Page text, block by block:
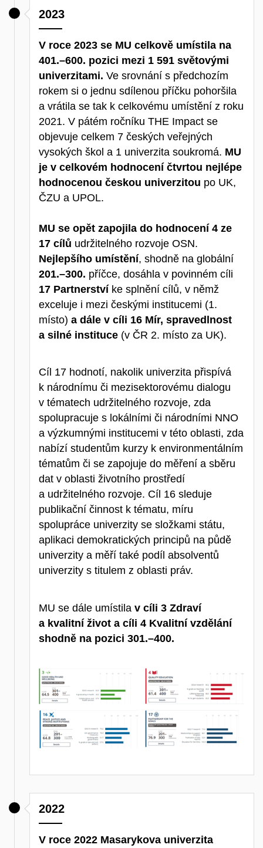
2023
V roce 2023 se MU celkově umístila na
401.–600. pozici mezi 1 591 světovými
univerzitami. Ve srovnání s předchozím
rokem si o jednu sdílenou příčku pohoršila
a vrátila se tak k celkovému umístění z roku
2021. V pátém ročníku THE Impact se
objevuje celkem 7 českých veřejných
vysokých škol a 1 univerzita soukromá. MU
je v celkovém hodnocení čtvrtou nejlépe
hodnocenou českou univerzitou po UK,
ČZU a UPOL.
MU se opět zapojila do hodnocení 4 ze
17 cílů udržitelného rozvoje OSN.
Nejlepšího umístění, shodně na globální
201.–300. příčce, dosáhla v povinném cíli
17 Partnerstvíke splnění cílů, v němž
exceluje i mezi českými institucemi (1.
místo) a dále v cíli 16 Mír, spravedlnost
a silné instituce (v ČR 2. místo za UK).
Cíl 17 hodnotí, nakolik univerzita přispívá
k národnímu či mezisektorovému dialogu
v tématech udržitelného rozvoje, zda
spolupracuje s lokálními či národními NNO
a výzkumnými institucemi v této oblasti, zda
nabízí studentům kurzy k environmentálním
tématům či se zapojuje do měření a sběru
dat v oblasti životního prostředí
a udržitelného rozvoje. Cíl 16 sleduje
publikační činnost k tématu, míru
spolupráce univerzity se složkami státu,
aplikaci demokratických principů na půdě
univerzity a měří také podíl absolventů
univerzity s titulem z oblasti práv.
MU se dále umístila v cíli 3 Zdraví
a kvalitní život a cíli 4 Kvalitní vzdělání
shodně na pozici 301.–400.
2022
V roce 2022 Masarykova univerzita